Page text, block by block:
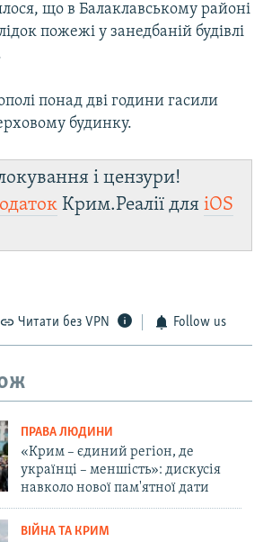
що в Балаклавському районі
пожежі у занедбаній будівлі
понад дві години гасили
будинку.
і цензури!
Крим.Реалії для iOS
Читати без VPN Follow us
ПРАВА ЛЮДИНИ
«Крим – єдиний регіон, де
українці – меншість»: дискусія
навколо нової пам'ятної дати
ВІЙНА ТА КРИМ